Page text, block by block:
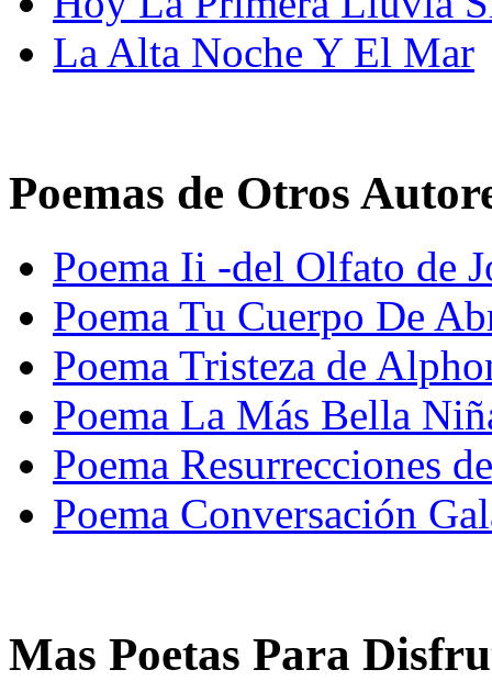
La Alta Noche Y El Mar
Poemas de Otros
Poema Ii -del Olfato de
Poema Tu Cuerpo De
Poema Tristeza de
Poema La Más Bella
Poema Resurrecciones
Poema Conversación
Mas Poetas Para